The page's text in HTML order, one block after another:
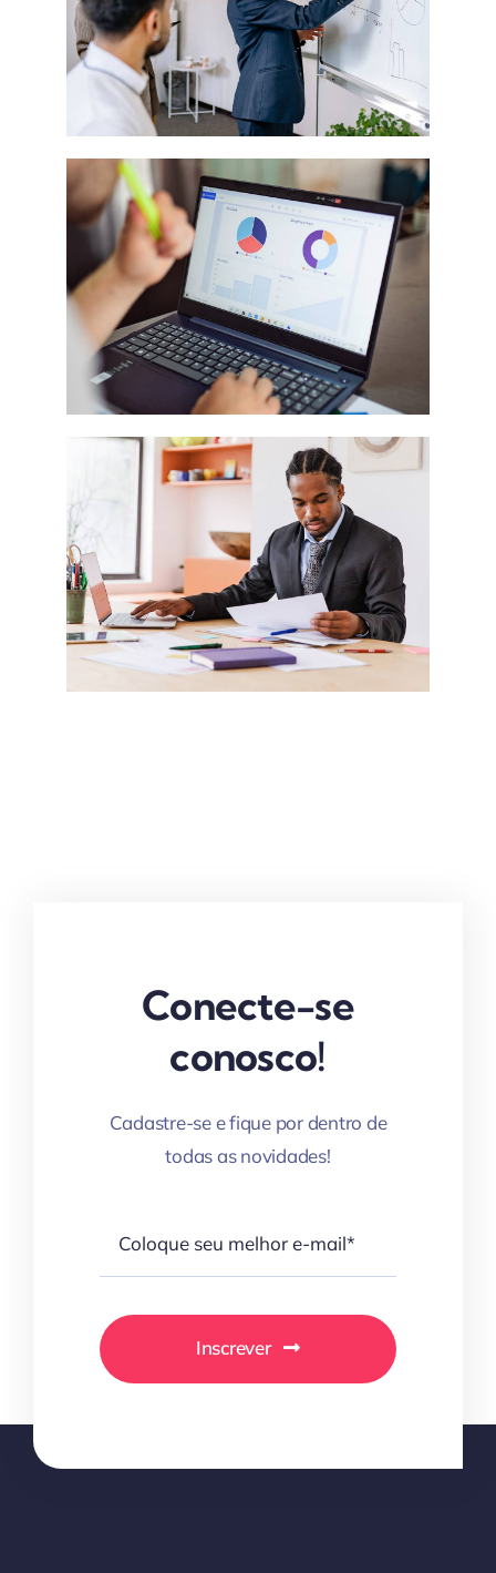
Conecte-se
conosco!
Cadastre-se e fique por dentro de
todas as novidades!
Inscrever